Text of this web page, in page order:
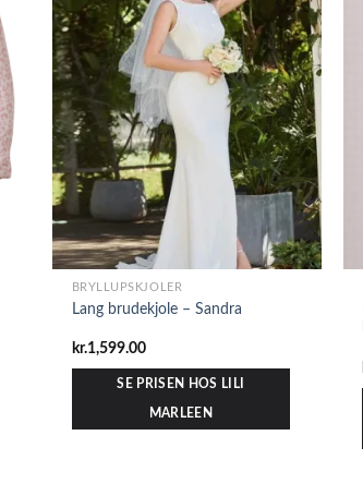
BRYLLUPSKJOLER
Lang brudekjole – Sandra
kr.1,599.00
SE PRISEN HOS LILI
MARLEEN